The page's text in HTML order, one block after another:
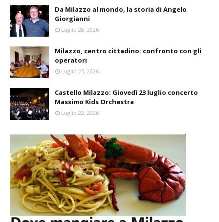
Da Milazzo al mondo, la storia di Angelo
Giorgianni
Luglio 28, 2026
Milazzo, centro cittadino: confronto con gli
operatori
Luglio 25, 2026
Castello Milazzo: Giovedì 23 luglio concerto
Massimo Kids Orchestra
Luglio 22, 2026